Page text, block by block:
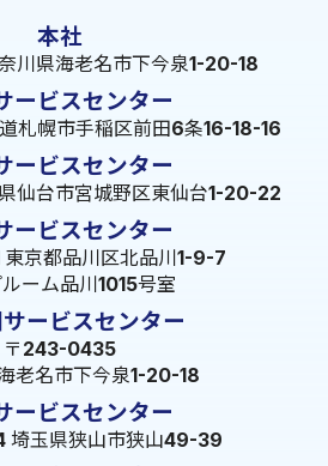
本社
川県海老名市下今泉1-20-18
ービスセンター
札幌市手稲区前田6条16-18-16
ービスセンター
仙台市宮城野区東仙台1-20-22
ービスセンター
京都品川区北品川1-9-7
ルーム品川1015号室
ービスセンター
〒243-0435
老名市下今泉1-20-18
ービスセンター
埼玉県狭山市狭山49-39